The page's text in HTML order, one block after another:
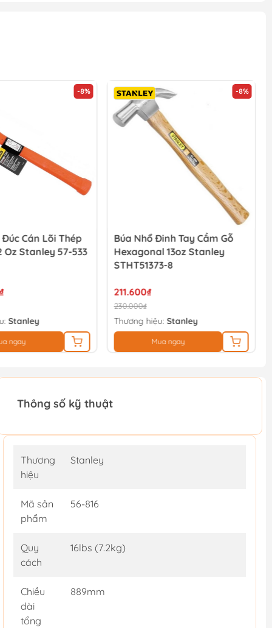
-8%
Cán Lõi Thép
Oz Stanley 57-533
Stanley
ngay
-8%
Búa Nhổ Đinh Tay Cầm Gỗ
Hexagonal 13oz Stanley
STHT51373-8
211.600₫
230.000₫
Thương hiệu: Stanley
Mua ngay
Thông số kỹ thuật
Thương
hiệu
Stanley
Mã sản
phẩm
56-816
Quy
cách
16lbs (7.2kg)
Chiều
dài
tổng
889mm